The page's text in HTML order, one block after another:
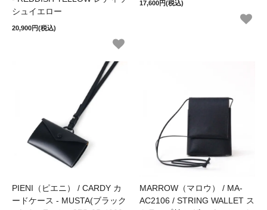
シュイエロー
20,900円(税込)
17,600円(税込)
PIENI（ピエニ） / CARDY カ
ードケース - MUSTA(ブラック
MARROW（マロウ） / MA-
AC2106 / STRING WALLET ス